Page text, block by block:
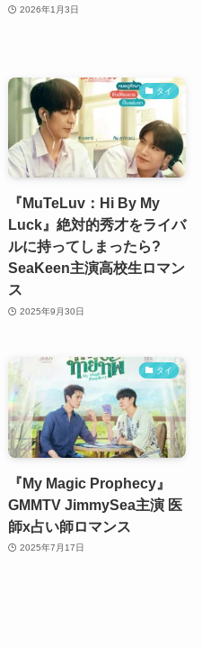
2026年1月3日
タイ
『MuTeLuv：Hi By My
Luck』絶対的秀才をライバ
ルに持ってしまったら?
SeaKeen主演高校生ロマン
ス
2025年9月30日
タイ
『My Magic Prophecy』
GMMTV JimmySea主演 医
師x占い師ロマンス
2025年7月17日